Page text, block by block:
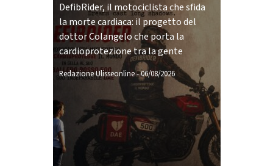
DefibRider, il motociclista che sfida
la morte cardiaca: il progetto del
dottor Colangelo che porta la
cardioprotezione tra la gente
Redazione Ulisseonline-06/08/2026